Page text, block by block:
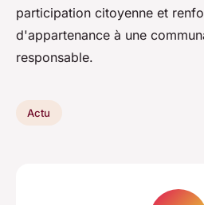
participation citoyenne et
d'appartenance à une
responsable.
Actu